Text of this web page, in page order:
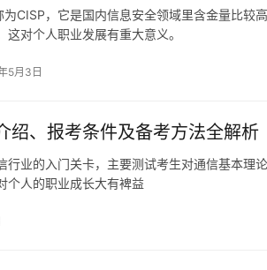
为CISP，它是国内信息安全领域里含金量比较
对个人职业发展有重大意义。
5月3日
绍、报考条件及备考方法全解析
行业的入门关卡，主要测试考生对通信基本理
个人的职业成长大有裨益